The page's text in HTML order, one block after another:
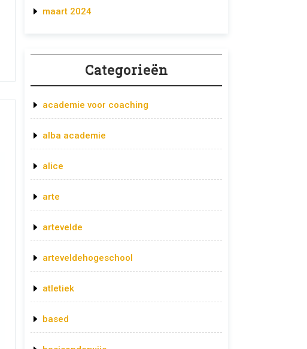
maart 2024
Categorieën
academie voor coaching
alba academie
alice
arte
artevelde
arteveldehogeschool
atletiek
based